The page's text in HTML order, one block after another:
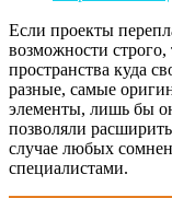
Если проекты
возможности
пространства куда
разные, самые
элементы, лишь бы
позволяли
случае любых
специалистами.